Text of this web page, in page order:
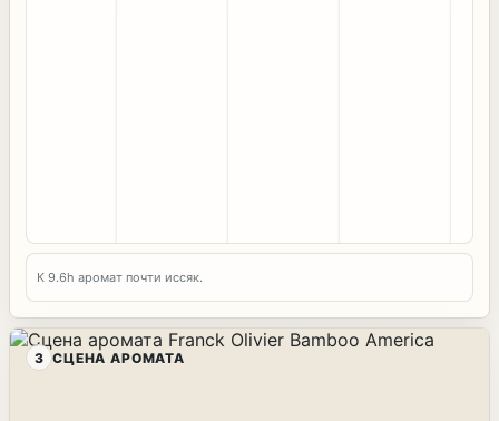
К 9.6h аромат почти иссяк.
3 СЦЕНА АРОМАТА